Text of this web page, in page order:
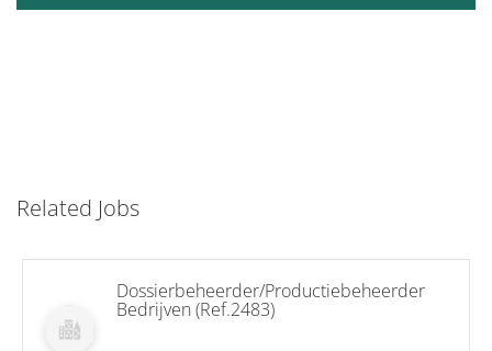
Related Jobs
Dossierbeheerder/Productiebeheerder
Bedrijven (Ref.2483)